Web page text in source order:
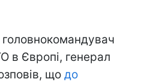
головнокомандувач
в Європі, генерал
що до